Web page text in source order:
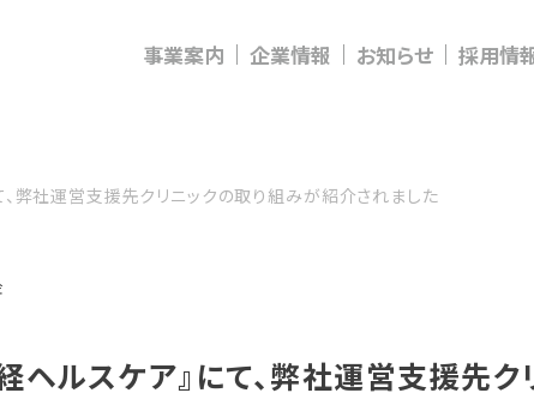
事業案内 企業情報 お知らせ 採用情
、弊社運営支援先クリニックの取り組みが紹介されました
ヘルスケア』にて、弊社運営支援先